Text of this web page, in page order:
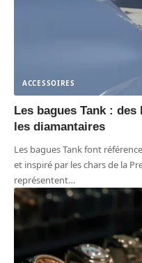
ACCESSOIRES
Les bagues Tank :
les diamantaires
Les bagues Tank font
et inspiré par les chars de la
représentent…